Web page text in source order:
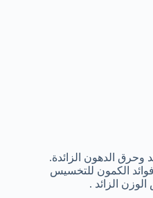
الدهون الزائدة.
الكمون للتخسيس
الزائد .